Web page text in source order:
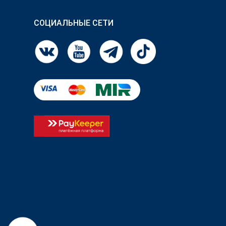
СОЦИАЛЬНЫЕ СЕТИ